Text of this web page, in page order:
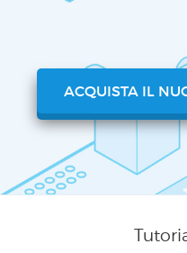
ACQUISTA IL